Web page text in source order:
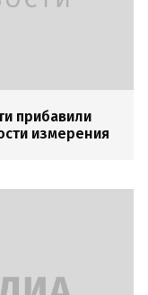
прибавили
измерения